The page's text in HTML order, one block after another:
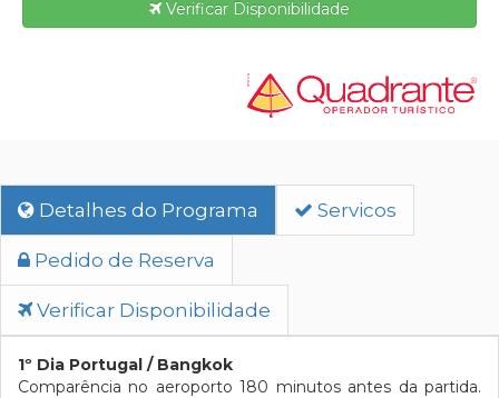
Verificar Disponibilidade
Detalhes do Programa Servicos
Pedido de Reserva
Verificar Disponibilidade
1º Dia Portugal / Bangkok
Comparência no aeroporto 180 minutos antes da partida.